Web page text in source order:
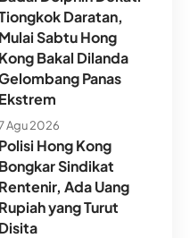
Daratan,
Mulai Sabtu Hong
Kong Bakal Dilanda
Panas
Ekstrem
Agu 2026
Polisi Hong Kong
Bongkar Sindikat
Rentenir, Ada Uang
Rupiah yang Turut
Disita